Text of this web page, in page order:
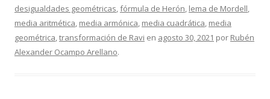
desigualdades geométricas,fórmula de Herón, lema de Mordell,
media aritmética, media armónica, media cuadrática, media
geométrica,transformación de Ravi en agosto 30, 2021 por Rubén
Alexander Ocampo Arellano.